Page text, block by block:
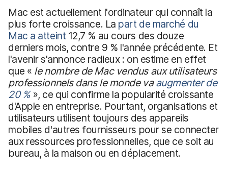
Mac est actuellement l'ordinateur qui connaît la
plus forte croissance. La part de marché du
Mac a atteint 12,7 % au cours des douze
derniers mois, contre 9 % l'année précédente. Et
l'avenir s'annonce radieux : on estime en effet
que « lenombre de Mac vendus aux utilisateurs
professionnels dans le monde vaaugmenter de
20 %», ce qui confirme la popularité croissante
d'Apple en entreprise. Pourtant, organisations et
utilisateurs utilisent toujours des appareils
mobiles d'autres fournisseurs pour se connecter
aux ressources professionnelles, que ce soit au
bureau, à la maison ou en déplacement.